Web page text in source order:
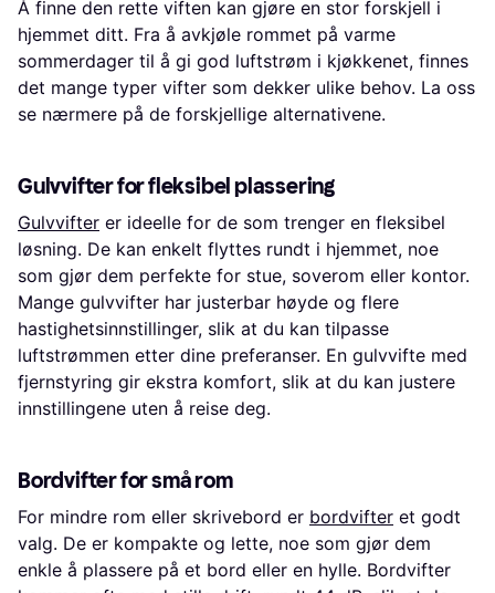
Å finne den rette viften kan gjøre en stor forskjell i
hjemmet ditt. Fra å avkjøle rommet på varme
sommerdager til å gi god luftstrøm i kjøkkenet, finnes
det mange typer vifter som dekker ulike behov. La oss
se nærmere på de forskjellige alternativene.
Gulvvifter for fleksibel plassering
Gulvvifter er ideelle for de som trenger en fleksibel
løsning. De kan enkelt flyttes rundt i hjemmet, noe
som gjør dem perfekte for stue, soverom eller kontor.
Mange gulvvifter har justerbar høyde og flere
hastighetsinnstillinger, slik at du kan tilpasse
luftstrømmen etter dine preferanser. En gulvvifte med
fjernstyring gir ekstra komfort, slik at du kan justere
innstillingene uten å reise deg.
Bordvifter for små rom
For mindre rom eller skrivebord er bordvifter et godt
valg. De er kompakte og lette, noe som gjør dem
enkle å plassere på et bord eller en hylle. Bordvifter